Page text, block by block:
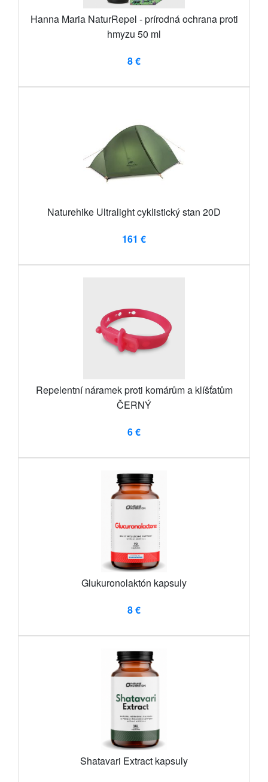
Hanna Maria NaturRepel - prírodná ochrana proti
hmyzu 50 ml
8 €
Naturehike Ultralight cyklistický stan 20D
161 €
Repelentní náramek proti komárům a klíšťatům
ČERNÝ
6 €
Glukuronolaktón kapsuly
8 €
Shatavari Extract kapsuly